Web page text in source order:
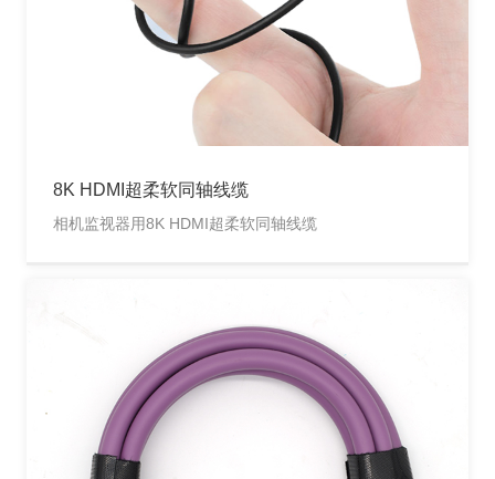
8K HDMI超柔软同轴线缆
相机监视器用8K HDMI超柔软同轴线缆